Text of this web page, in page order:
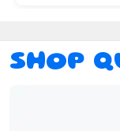
SHOP